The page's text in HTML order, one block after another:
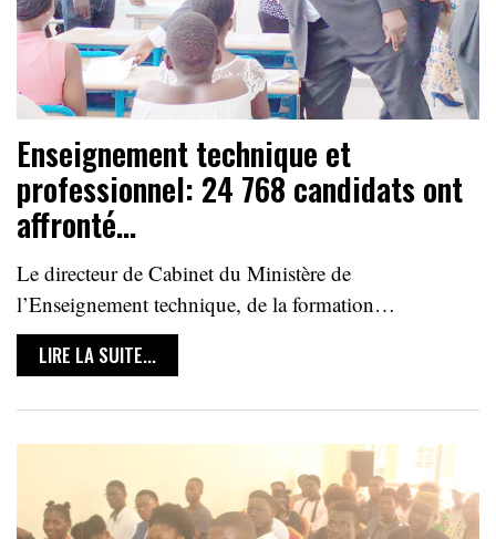
Enseignement technique et
professionnel: 24 768 candidats ont
affronté…
Le directeur de Cabinet du Ministère de
l’Enseignement technique, de la formation…
LIRE LA SUITE...